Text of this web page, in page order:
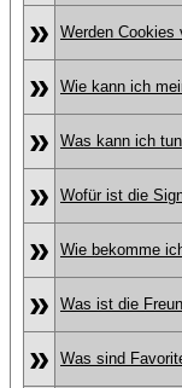
» Werden Cookies
» Wie kann ich
» Was kann ich
» Wofür ist die
» Wie bekomme
» Was ist die
» Was sind